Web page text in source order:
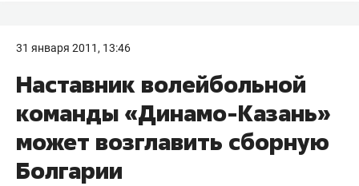
31 января 2011, 13:46
Наставник волейбольной
команды «Динамо-Казань»
может возглавить сборную
Болгарии